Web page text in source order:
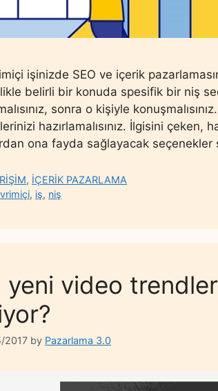
işinizde SEO ve içerik
belirli bir konuda spesifik bir niş
sonra o kişiyle
hazırlamalısınız. İlgisini
ona fayda sağlayacak
, İÇERİK PAZARLAMA
, iş, niş
yeni video
2017 by Pazarlama 3.0